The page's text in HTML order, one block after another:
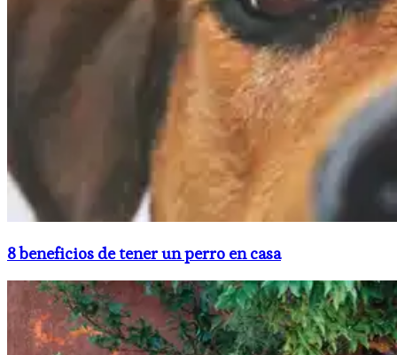
8 beneficios de tener un perro en casa